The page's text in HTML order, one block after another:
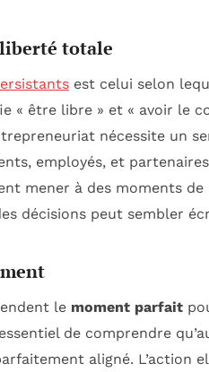
totale
est celui selon
« être libre » et « avoir le
nécessite un
employés, et
mener à des moments
décisions peut sembler
le moment parfait
de comprendre
aligné. L’action